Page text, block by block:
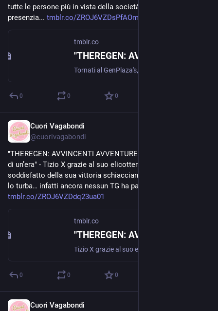
tutte le persone più in vista della società. Alla festa
presenzia... tmblr.co/ZROJ6VZDsPfAOm00
tmblr.co
0 0 0
Cuori Vagabondi
@cuorivagabondi
"THEREGEN: AVVINCENTI AVVENTURE" EPISODIO 6 "La fine
di un’era" - Tizio X grazie al suo elicottero torna al suo ufficio,
soddisfatto della sua vittoria schiacciante. Eppure qualcosa
lo turba… infatti ancora nessun TG ha parlato di yacht...
tmblr.co/ZROJ6VZDdq23ua01
tmblr.co
0 0 0
Cuori Vagabondi